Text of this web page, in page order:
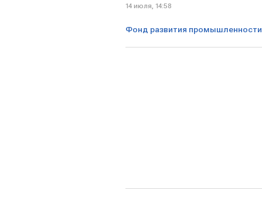
14 июля, 14:58
Фонд развития промышленности